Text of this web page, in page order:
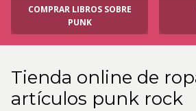
COMPRAR LIBROS SOBRE
PUNK
Tienda online de
artículos punk rock